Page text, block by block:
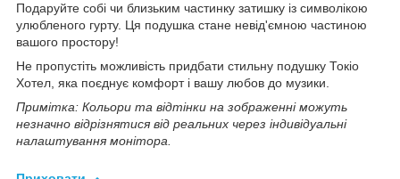
Подаруйте собі чи близьким частинку затишку із символікою
улюбленого гурту. Ця подушка стане невід'ємною частиною
вашого простору!
Не пропустіть можливість придбати стильну подушку Токіо
Хотел, яка поєднує комфорт і вашу любов до музики.
Примітка: Кольори та відтінки на зображенні можуть
незначно відрізнятися від реальних через індивідуальні
налаштування монітора.